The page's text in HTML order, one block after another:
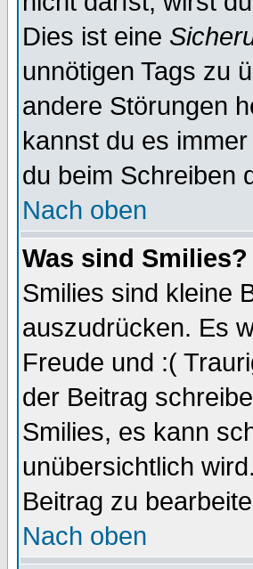
Dies ist eine
unnötigen Tags zu
andere Störungen
kannst du es
du beim Schreiben
Nach oben
Was sind Smilies?
Smilies sind kleine
auszudrücken. Es
Freude und :(
der Beitrag
Smilies, es kann
unübersichtlich
Beitrag zu
Nach oben